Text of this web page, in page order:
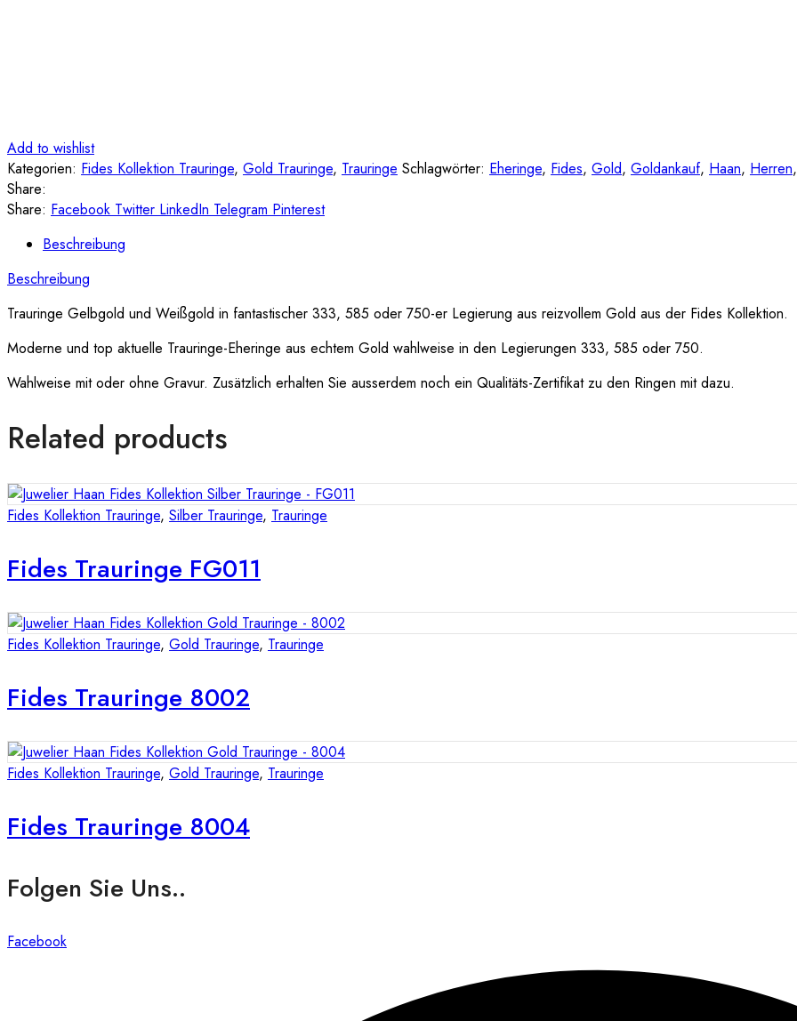
Add to wishlist
Kategorien: Fides Kollektion Trauringe, Gold Trauringe, Trauringe Schlagwörter: Eheringe, Fides, Gold, Goldankauf, Haan, Herren,
Share:
Share: Facebook Twitter LinkedIn Telegram Pinterest
Beschreibung
Beschreibung
Trauringe Gelbgold und Weißgold in fantastischer 333, 585 oder 750-er Legierung aus reizvollem Gold aus der Fides Kollektion.
Moderne und top aktuelle Trauringe-Eheringe aus echtem Gold wahlweise in den Legierungen 333, 585 oder 750.
Wahlweise mit oder ohne Gravur. Zusätzlich erhalten Sie ausserdem noch ein Qualitäts-Zertifikat zu den Ringen mit dazu.
Related products
Fides Kollektion Trauringe, Silber Trauringe, Trauringe
Fides Trauringe FG011
Fides Kollektion Trauringe, Gold Trauringe, Trauringe
Fides Trauringe 8002
Fides Kollektion Trauringe, Gold Trauringe, Trauringe
Fides Trauringe 8004
Folgen Sie Uns..
Facebook